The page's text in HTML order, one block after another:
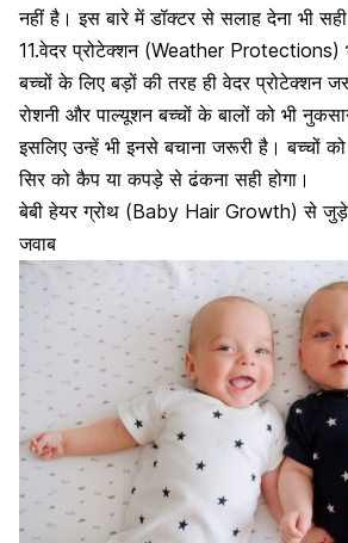
नहीं है। इस बारे में डॉक्टर से सलाह देना भी सही
11.वेदर प्रोटेक्शन (Weather Protections)
बच्चों के लिए बड़ों की तरह ही वेदर प्रोटेक्शन
रोशनी और पाल्यूशन बच्चों के बालों को भी
इसलिए उन्हें भी इनसे बचाना जरूरी है। बच्चों
सिर को कैप या कपड़े से ढंकना सही होगा।
बेबी हेयर ग्रोथ (Baby Hair Growth) से
जवाब